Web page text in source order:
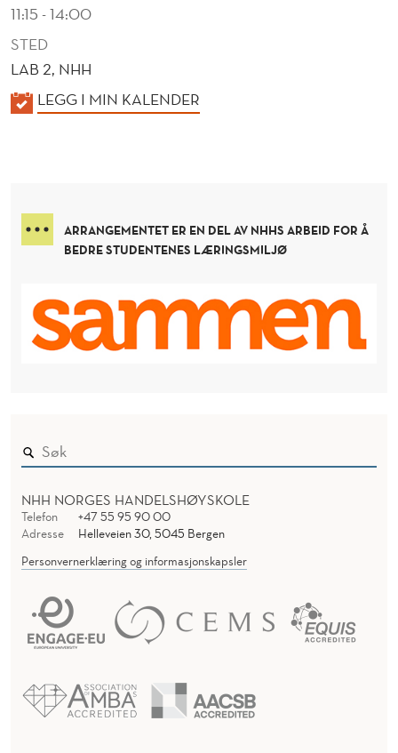
11:15 - 14:00
STED
LAB 2, NHH
K
LEGG I MIN KALENDER
ARRANGEMENTET ER EN DEL AV NHHS ARBEID FOR Å
BEDRE STUDENTENES LÆRINGSMILJØ
NHH NORGES HANDELSHØYSKOLE
Telefon
+47 55 95 90 00
Adresse
Helleveien 30, 5045 Bergen
Personvernerklæring og informasjonskapsler